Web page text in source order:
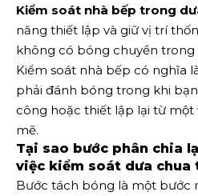
Kiểm soát nhà bếp trong
năng thiết lập và giữ vị trí
không có bóng chuyền trong
Kiểm soát nhà bếp có nghĩa
phải đánh bóng trong khi
công hoặc thiết lập lại từ
mẽ.
Tại sao bước phân chia
việc kiểm soát dưa chua
Bước tách bóng là một bước